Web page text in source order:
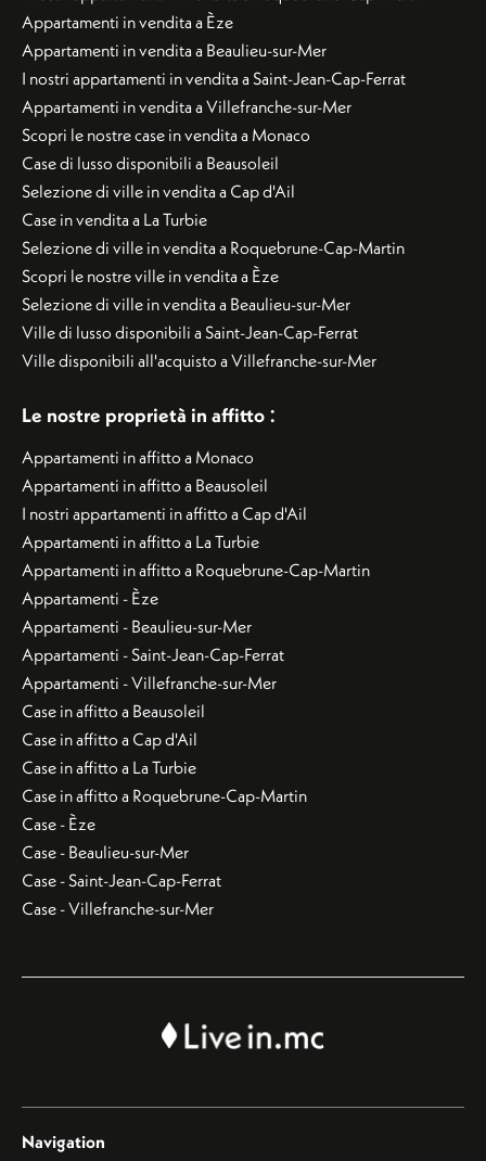
Appartamenti in vendita a Èze
Appartamenti in vendita a Beaulieu-sur-Mer
I nostri appartamenti in vendita a Saint-Jean-Cap-Ferrat
Appartamenti in vendita a Villefranche-sur-Mer
Scopri le nostre case in vendita a Monaco
Case di lusso disponibili a Beausoleil
Selezione di ville in vendita a Cap d'Ail
Case in vendita a La Turbie
Selezione di ville in vendita a Roquebrune-Cap-Martin
Scopri le nostre ville in vendita a Èze
Selezione di ville in vendita a Beaulieu-sur-Mer
Ville di lusso disponibili a Saint-Jean-Cap-Ferrat
Ville disponibili all'acquisto a Villefranche-sur-Mer
Le nostre proprietà in affitto :
Appartamenti in affitto a Monaco
Appartamenti in affitto a Beausoleil
I nostri appartamenti in affitto a Cap d'Ail
Appartamenti in affitto a La Turbie
Appartamenti in affitto a Roquebrune-Cap-Martin
Appartamenti - Èze
Appartamenti - Beaulieu-sur-Mer
Appartamenti - Saint-Jean-Cap-Ferrat
Appartamenti - Villefranche-sur-Mer
Case in affitto a Beausoleil
Case in affitto a Cap d'Ail
Case in affitto a La Turbie
Case in affitto a Roquebrune-Cap-Martin
Case - Èze
Case - Beaulieu-sur-Mer
Case - Saint-Jean-Cap-Ferrat
Case - Villefranche-sur-Mer
Navigation